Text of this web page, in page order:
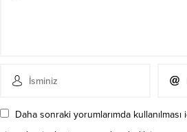
Daha sonraki yorumlarımda